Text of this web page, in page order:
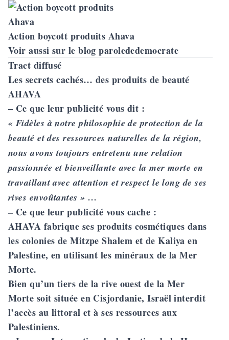
Action boycott produits Ahava
Voir aussi sur le blog parolededemocrate
Tract diffusé
Les secrets cachés… des produits de beauté
AHAVA
– Ce que leur publicité vous dit :
« Fidèles à notre philosophie de protection de la
beauté et des ressources naturelles de la région,
nous avons toujours entretenu une relation
passionnée et bienveillante avec la mer morte en
travaillant avec attention et respect le long de ses
rives envoûtantes » …
– Ce que leur publicité vous cache :
AHAVA fabrique ses produits cosmétiques dans
les colonies deMitzpe Shalem et de Kaliya en
Palestine, en utilisant les minéraux de la Mer
Morte.
Bien qu’un tiers de la rive ouest de la Mer
Morte soit située en Cisjordanie, Israël interdit
l’accès au littoral et à ses ressources aux
Palestiniens.